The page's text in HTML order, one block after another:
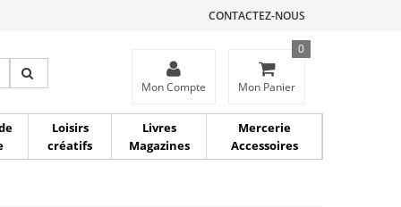
CONTACTEZ-NOUS
Mon Compte Mon Panier
0
Loisirs
créatifs
Livres
Magazines
Mercerie
Accessoires